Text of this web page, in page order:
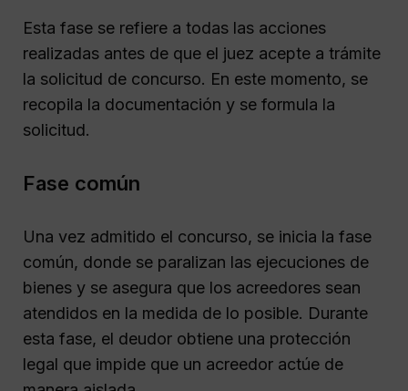
Esta fase se refiere a todas las acciones
realizadas antes de que el juez acepte a trámite
la solicitud de concurso. En este momento, se
recopila la documentación y se formula la
solicitud.
Fase común
Una vez admitido el concurso, se inicia la fase
común, donde se paralizan las ejecuciones de
bienes y se asegura que los acreedores sean
atendidos en la medida de lo posible. Durante
esta fase, el deudor obtiene una protección
legal que impide que un acreedor actúe de